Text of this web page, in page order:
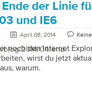
blog/2014/04/end-
Ende der Linie
und IE6
April 08, 2014
noch den Internet
wirst du jetzt
warum.